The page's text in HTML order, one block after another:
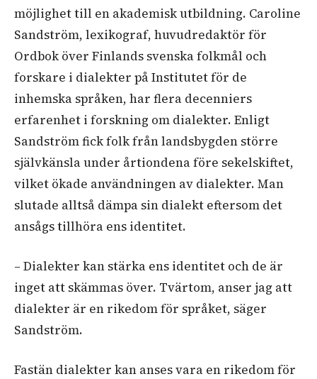
möjlighet till en akademisk utbildning. Caroline
Sandström, lexikograf, huvudredaktör för
Ordbok över Finlands svenska folkmål och
forskare i dialekter på Institutet för de
inhemska språken, har flera decenniers
erfarenhet i forskning om dialekter. Enligt
Sandström fick folk från landsbygden större
självkänsla under årtiondena före sekelskiftet,
vilket ökade användningen av dialekter. Man
slutade alltså dämpa sin dialekt eftersom det
ansågs tillhöra ens identitet.
– Dialekter kan stärka ens identitet och de är
inget att skämmas över. Tvärtom, anser jag att
dialekter är en rikedom för språket, säger
Sandström.
Fastän dialekter kan anses vara en rikedom för